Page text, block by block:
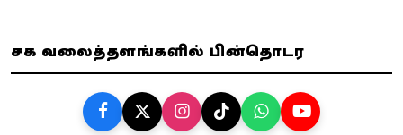
சமூக வலைத்தளங்களில் பின்தொடர